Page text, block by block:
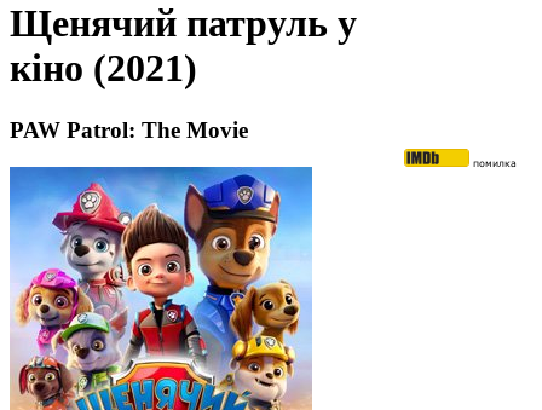
Щенячий патруль у
кіно (2021)
PAW Patrol: The Movie